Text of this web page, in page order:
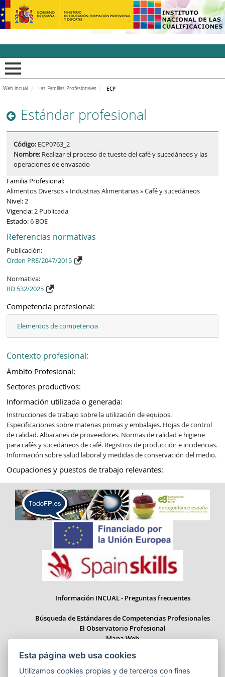
INCUAl - Instituto
Web incual Las Familias Profesionales ECP
Estándar profesional
Código: ECP0763_2
Nombre: Realizar el proceso de tueste del café y sucedáneos y las
operaciones de envasado
Familia Profesional:
Alimentos Diversos » Industrias Alimentarias » Café y sucedáneos
Nivel:2
Vigencia:2 Publicada
Estado:6 BOE
Referencias normativas
Publicación:
Orden PRE/2047/2015
Normativa:
RD 532/2025
Competencia profesional:
Elementos de competencia
Contexto profesional:
Ámbito Profesional:
Sectores productivos:
Información utilizada o generada:
Instrucciones de trabajo sobre la utilización de equipos.
Especificaciones sobre materias primas y embalajes. Hojas de control
de calidad. Albaranes de proveedores. Normas de calidad e higiene
para cafés y sucedáneos de café. Registros de producción e incidencias.
Información sobre salud laboral y medidas de conservación del medio.
Ocupaciones y puestos de trabajo relevantes:
Información INCUAL - Preguntas frecuentes
Búsqueda de Estándares de Competencias Profesionales
El Observatorio Profesional
Mapa Web
Esta página web usa cookies
Utilizamos cookies propias y de terceros con fines